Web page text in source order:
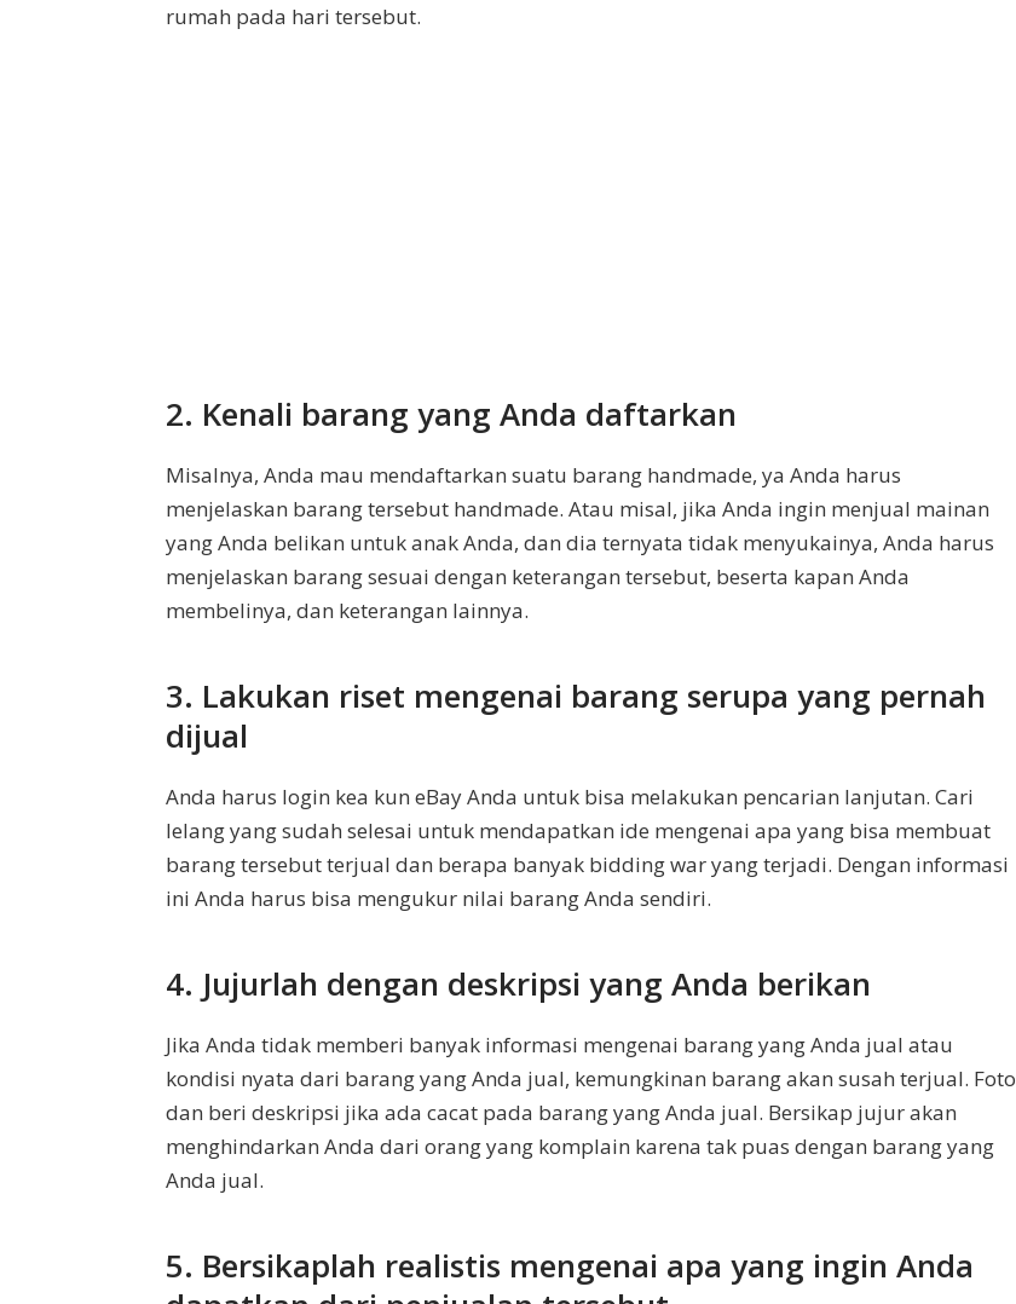
rumah pada hari tersebut.
2. Kenali barang yang Anda daftarkan
Misalnya, Anda mau mendaftarkan suatu barang handmade, ya Anda harus
menjelaskan barang tersebut handmade. Atau misal, jika Anda ingin menjual mainan
yang Anda belikan untuk anak Anda, dan dia ternyata tidak menyukainya, Anda harus
menjelaskan barang sesuai dengan keterangan tersebut, beserta kapan Anda
membelinya, dan keterangan lainnya.
3. Lakukan riset mengenai barang serupa yang pernah
dijual
Anda harus login kea kun eBay Anda untuk bisa melakukan pencarian lanjutan. Cari
lelang yang sudah selesai untuk mendapatkan ide mengenai apa yang bisa membuat
barang tersebut terjual dan berapa banyak bidding war yang terjadi. Dengan informasi
ini Anda harus bisa mengukur nilai barang Anda sendiri.
4. Jujurlah dengan deskripsi yang Anda berikan
Jika Anda tidak memberi banyak informasi mengenai barang yang Anda jual atau
kondisi nyata dari barang yang Anda jual, kemungkinan barang akan susah terjual. Foto
dan beri deskripsi jika ada cacat pada barang yang Anda jual. Bersikap jujur akan
menghindarkan Anda dari orang yang komplain karena tak puas dengan barang yang
Anda jual.
5. Bersikaplah realistis mengenai apa yang ingin Anda